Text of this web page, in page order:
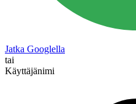
Jatka Googlella
tai
Käyttäjänimi